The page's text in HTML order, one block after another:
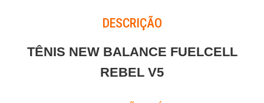
Descrição
TÊNIS NEW BALANCE FUELCELL
REBEL V5